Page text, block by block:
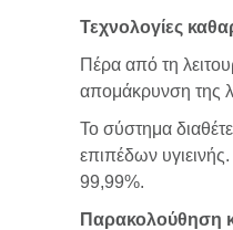
Τεχνολογίες
Πέρα από τη
απομάκρυνση της
Το σύστημα
επιπέδων
99,99%.
Παρακολούθηση